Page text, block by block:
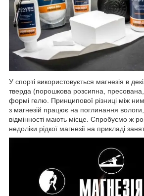
У спорті використовується магнезія в
тверда (порошкова розсипна, пресована,
формі гелю. Принципової різниці між
з магнезій працює на поглинання
відмінності мають місце. Спробуємо ж
недоліки рідкої магнезії на прикладі